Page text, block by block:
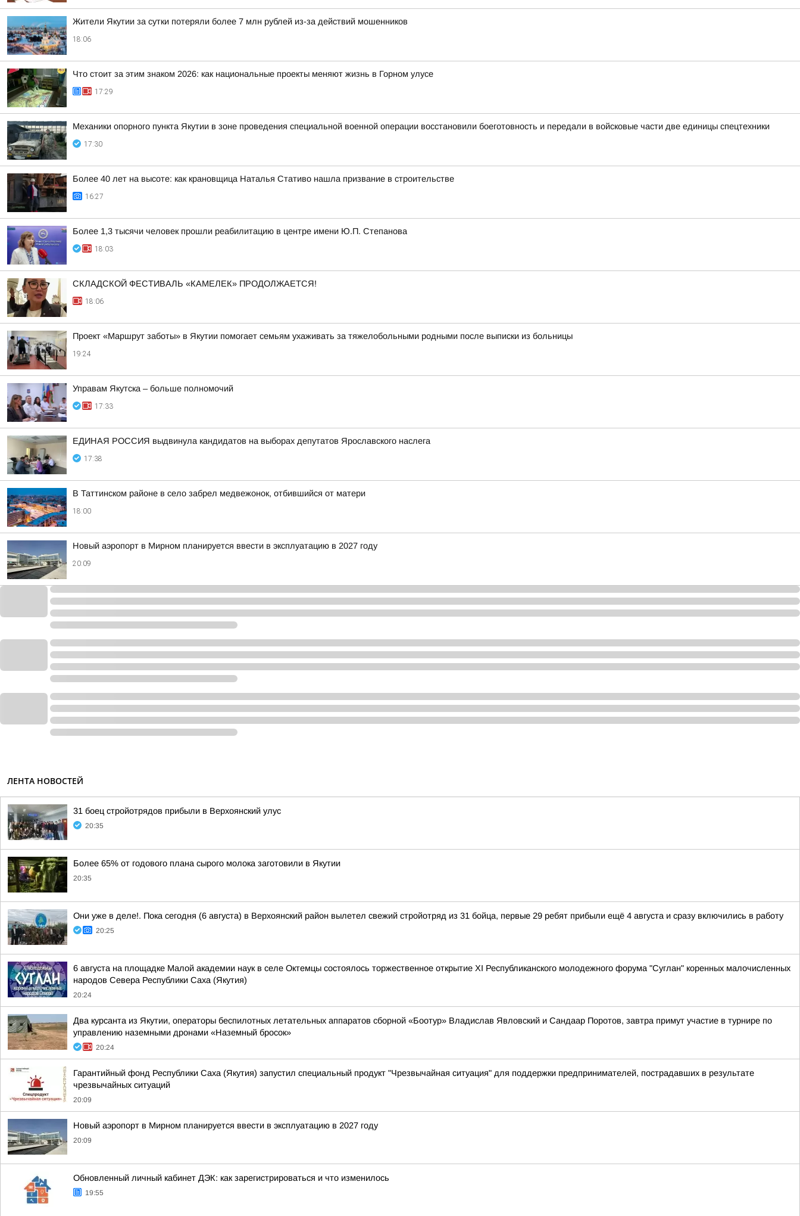
Жители Якутии за сутки потеряли более 7 млн рублей из-за действий мошенников
18:06
Что стоит за этим знаком 2026: как национальные проекты меняют жизнь в Горном улусе
17:29
Механики опорного пункта Якутии в зоне проведения специальной военной операции восстановили боеготовность и передали в войсковые части две единицы спецтехники
17:30
Более 40 лет на высоте: как крановщица Наталья Стативо нашла призвание в строительстве
16:27
Более 1,3 тысячи человек прошли реабилитацию в центре имени Ю.П. Степанова
18:03
СКЛАДСКОЙ ФЕСТИВАЛЬ «КАМЕЛЕК» ПРОДОЛЖАЕТСЯ!
18:06
Проект «Маршрут заботы» в Якутии помогает семьям ухаживать за тяжелобольными родными после выписки из больницы
19:24
Управам Якутска – больше полномочий
17:33
ЕДИНАЯ РОССИЯ выдвинула кандидатов на выборах депутатов Ярославского наслега
17:38
В Таттинском районе в село забрел медвежонок, отбившийся от матери
18:00
Новый аэропорт в Мирном планируется ввести в эксплуатацию в 2027 году
20:09
ЛЕНТА НОВОСТЕЙ
31 боец стройотрядов прибыли в Верхоянский улус
20:35
Более 65% от годового плана сырого молока заготовили в Якутии
20:35
Они уже в деле!. Пока сегодня (6 августа) в Верхоянский район вылетел свежий стройотряд из 31 бойца, первые 29 ребят прибыли ещё 4 августа и сразу включились в работу
20:25
6 августа на площадке Малой академии наук в селе Октемцы состоялось торжественное открытие XI Республиканского молодежного форума "Суглан" коренных малочисленных
народов Севера Республики Саха (Якутия)
20:24
Два курсанта из Якутии, операторы беспилотных летательных аппаратов сборной «Боотур» Владислав Явловский и Сандаар Поротов, завтра примут участие в турнире по
управлению наземными дронами «Наземный бросок»
20:24
Гарантийный фонд Республики Саха (Якутия) запустил специальный продукт "Чрезвычайная ситуация" для поддержки предпринимателей, пострадавших в результате
чрезвычайных ситуаций
20:09
Новый аэропорт в Мирном планируется ввести в эксплуатацию в 2027 году
20:09
Обновленный личный кабинет ДЭК: как зарегистрироваться и что изменилось
19:55